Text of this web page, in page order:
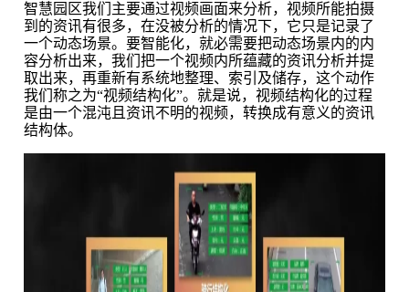
智慧园区我们主要通过视频画面来分析，视频所能拍摄
到的资讯有很多，在没被分析的情况下，它只是记录了
一个动态场景。要智能化，就必需要把动态场景内的内
容分析出来，我们把一个视频内所蕴藏的资讯分析并提
取出来，再重新有系统地整理、索引及储存，这个动作
我们称之为“视频结构化”。就是说，视频结构化的过程
是由一个混沌且资讯不明的视频，转换成有意义的资讯
结构体。